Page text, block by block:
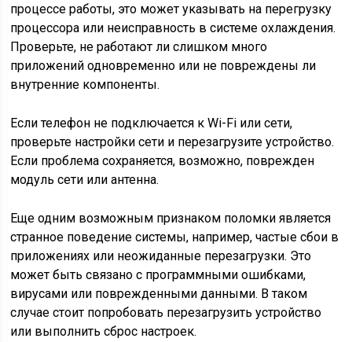
процессе работы, это может указывать на перегрузку
процессора или неисправность в системе охлаждения.
Проверьте, не работают ли слишком много
приложений одновременно или не повреждены ли
внутренние компоненты.
Если телефон не подключается к Wi-Fi или сети,
проверьте настройки сети и перезагрузите устройство.
Если проблема сохраняется, возможно, поврежден
модуль сети или антенна.
Еще одним возможным признаком поломки является
странное поведение системы, например, частые сбои в
приложениях или неожиданные перезагрузки. Это
может быть связано с программными ошибками,
вирусами или поврежденными данными. В таком
случае стоит попробовать перезагрузить устройство
или выполнить сброс настроек.